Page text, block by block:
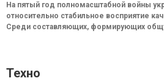
На пятый год полномасштабной войны
относительно стабильное восприятие
Среди составляющих, формирующих
Техно